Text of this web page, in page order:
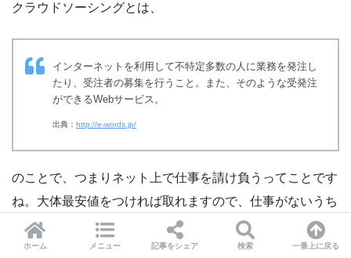
クラウドソーシングとは、
インターネットを利用して不特定多数の人に業務を発注し
たり、受注者の募集を行うこと。また、そのような受発注
ができるWebサービス。
出典： http://e-words.jp/
のことで、つまりネット上で仕事を請け負うってことです
ね。大体最安値をつければ取れますので、仕事がないうち
はここで取っていき実績を作っていくのも有りです。
ホーム メニュー 記事をシェア 検索 一番上に戻る